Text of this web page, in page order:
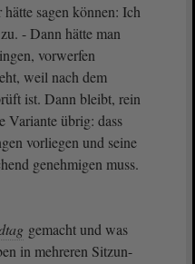
sagen können: Ich
- Dann hätte man
vorwerfen
weil nach dem
ist. Dann bleibt, rein
Variante übrig: dass
vorliegen und seine
genehmigen muss.
gemacht und was
in mehreren Sitzun-